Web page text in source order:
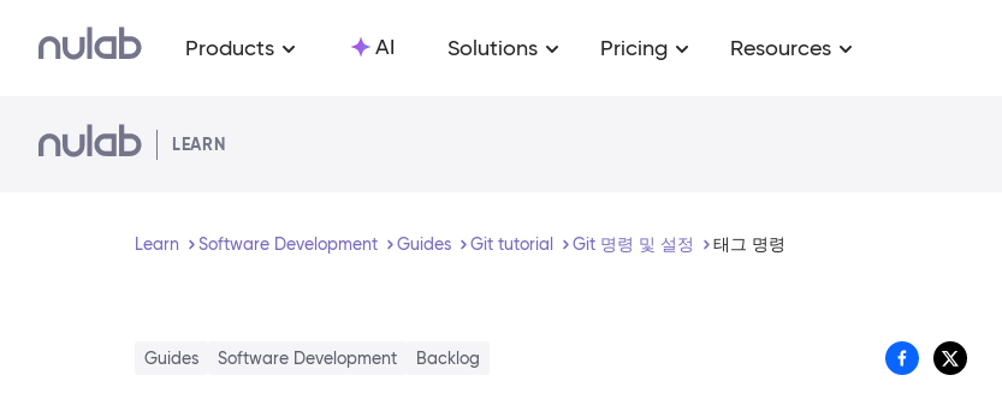
Products AI Solutions Pricing Resources
LEARN
Learn Software Development Guides Git tutorial Git 명령 및 설정 태그 명령
Guides Software Development Backlog